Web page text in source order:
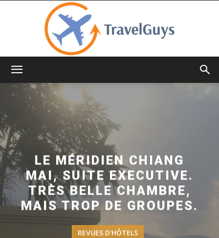
LE MÉRIDIEN CHIANG
MAI, SUITE EXECUTIVE.
TRÈS BELLE CHAMBRE,
MAIS TROP DE GROUPES.
REVUES D'HÔTELS